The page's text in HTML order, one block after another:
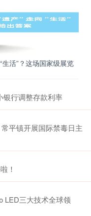
活”？这场国家级展览
银行调整存款利率
平镇开展国际禁毒日主
！
LED三大技术全球领